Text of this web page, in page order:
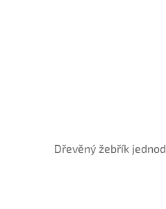
Dřevěný žebřík